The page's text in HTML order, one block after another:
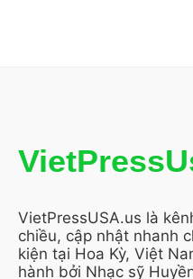
VietPressUSA.us là
chiều, cập nhật nhanh
kiện tại Hoa Kỳ, Việt
hành bởi Nhạc sỹ